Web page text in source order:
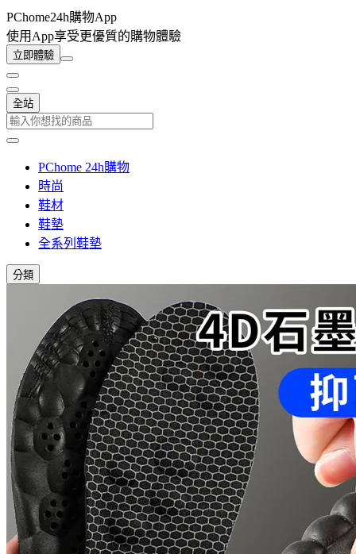
PChome24h購物App
使用App享受更優質的購物體驗
立即體驗
全站
PChome 24h購物
時尚
鞋材
鞋墊
全系列鞋墊
分類